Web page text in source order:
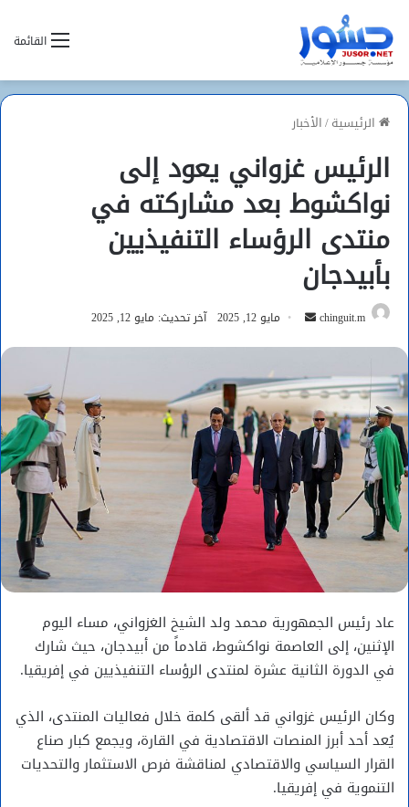
القائمة
الرئيسية/الأخبار
الرئيس غزواني يعود إلى
نواكشوط بعد مشاركته في
منتدى الرؤساء التنفيذيين
بأبيدجان
chinguit.m
أرسل مايو 12, 2025 آخر تحديث: مايو 12, 2025
عاد رئيس الجمهورية محمد ولد الشيخ الغزواني، مساء اليوم
الإثنين، إلى العاصمة نواكشوط، قادماً من أبيدجان، حيث شارك
في الدورة الثانية عشرة لمنتدى الرؤساء التنفيذيين في إفريقيا.
وكان الرئيس غزواني قد ألقى كلمة خلال فعاليات المنتدى، الذي
يُعد أحد أبرز المنصات الاقتصادية في القارة، ويجمع كبار صناع
القرار السياسي والاقتصادي لمناقشة فرص الاستثمار والتحديات
التنموية في إفريقيا.